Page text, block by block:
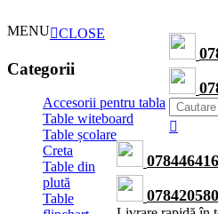
MENU
078446416
078420580
CLOSE
Categorii
Accesorii pentru tabla
Table witeboard
Table școlare
Creta
Table din
plută
Table